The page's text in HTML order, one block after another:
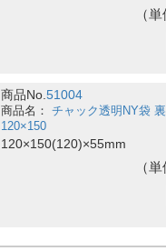
単
商品No.51004
チャック透明NY袋
120×150
120×150(120)×55mm
単